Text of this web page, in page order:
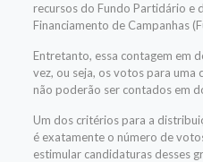
recursos do Fundo Partidário e
Financiamento de Campanhas
Entretanto, essa contagem em
vez, ou seja, os votos para uma
não poderão ser contados em
Um dos critérios para a
é exatamente o número de
estimular candidaturas desses